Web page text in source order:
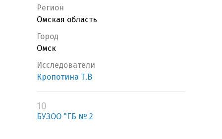
Регион
Омская область
Город
Омск
Исследователи
Кропотина Т.В
10
БУЗОО "ГБ № 2